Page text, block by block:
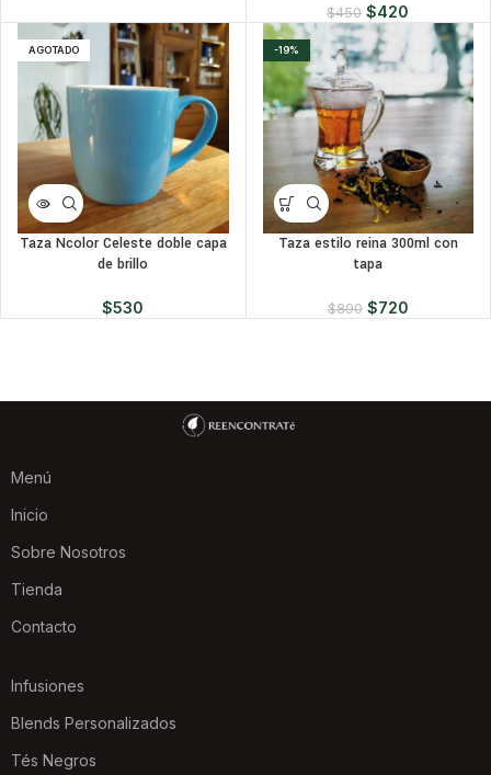
$450 $420
AGOTADO
Taza Ncolor Celeste doble capa
de brillo
$530
-19%
Taza estilo reina 300ml con
tapa
$890 $720
Menú
Inicio
Sobre Nosotros
Tienda
Contacto
Infusiones
Blends Personalizados
Tés Negros